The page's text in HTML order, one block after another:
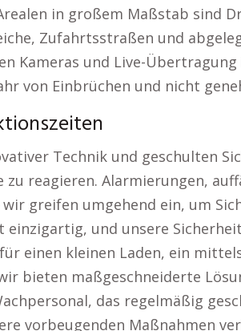
in großem Maßstab sind
Zufahrtsstraßen und
Kameras und Live-
von Einbrüchen und nicht
Technik und geschulten
zu reagieren. Alarmierungen,
greifen umgehend ein, um
einzigartig, und unsere
einen kleinen Laden, ein
bieten maßgeschneiderte
das regelmäßig
vorbeugenden Maßnahmen